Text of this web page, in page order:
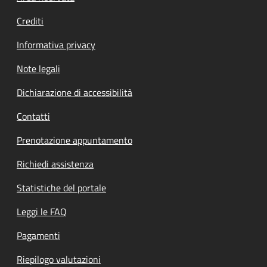
Crediti
Informativa privacy
Note legali
Dichiarazione di accessibilità
Contatti
Prenotazione appuntamento
Richiedi assistenza
Statistiche del portale
Leggi le FAQ
Pagamenti
Riepilogo valutazioni